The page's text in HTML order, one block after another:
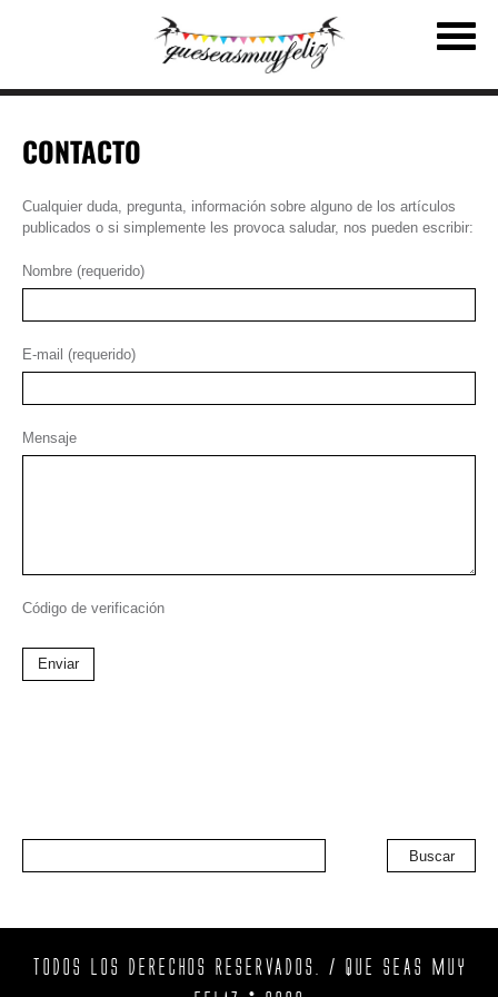
CONTACTO
Cualquier duda, pregunta, información sobre alguno de los artículos
publicados o si simplemente les provoca saludar, nos pueden escribir:
Nombre (requerido)
E-mail (requerido)
Mensaje
Código de verificación
Enviar
Buscar
TODOS LOS DERECHOS RESERVADOS. / QUE SEAS MUY